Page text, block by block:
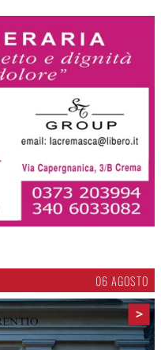
06 AGOSTO
>